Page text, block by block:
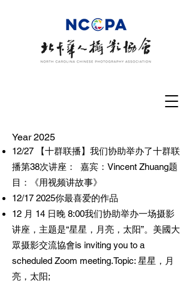
Year 2025
12/27 【十群联播】我们协助举办了十群联
播第38次讲座： 嘉宾：Vincent Zhuang题
目：《用视频讲故事》
12/17 2025你最喜爱的作品
12 月 14 日晚 8:00我们协助举办一场摄影
讲座，主题是“星星，月亮，太阳”。美國大
眾摄影交流協會is inviting you to a
scheduled Zoom meeting.Topic: 星星，月
亮，太阳;